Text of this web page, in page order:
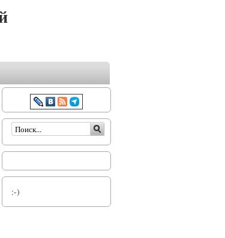
Форма поиска
:-)